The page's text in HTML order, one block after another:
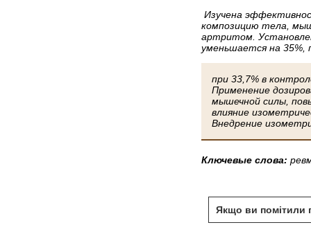
Изучена
композицию тела,
артритом.
уменьшается на 35%,
при 33,7% в
Применение
мышечной силы,
влияние
Внедрение
Ключевые слова:
Якщо ви помітили